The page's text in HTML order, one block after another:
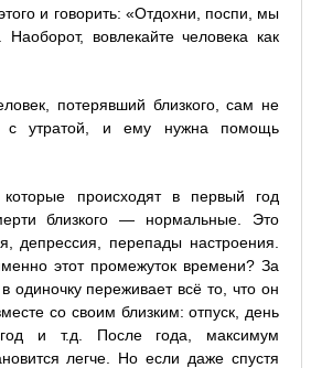
и говорить: «Отдохни, поспи, мы
вовлекайте человека как
потерявший близкого, сам не
с утратой, и ему нужна помощь
происходят в первый год
близкого — нормальные. Это
депрессия, перепады настроения.
этот промежуток времени? За
одиночку переживает всё то, что он
со своим близким: отпуск, день
и т.д. После года, максимум
легче. Но если даже спустя